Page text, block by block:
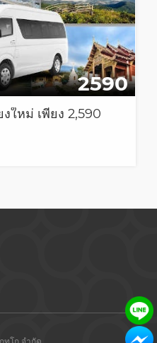
2590
ใหม่ เพียง 2,590